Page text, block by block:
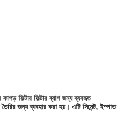
ফিল্টার ফিল্টার ব্যাগ জন্য ব্যবহৃত
জন্য ব্যবহার করা হয়। এটি সিমেন্ট, ইস্পাত